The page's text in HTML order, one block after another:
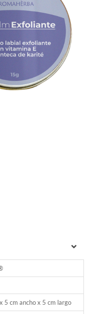
5 cm ancho x 5 cm largo